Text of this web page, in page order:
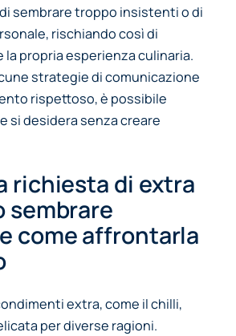
sembrare troppo insistenti o di
rischiando così di
propria esperienza culinaria.
strategie di comunicazione
rispettoso, è possibile
si desidera senza creare
richiesta di extra
sembrare
come affrontarla
extra, come il chilli,
per diverse ragioni.